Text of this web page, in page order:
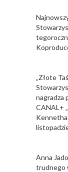
„Złote
nagradza
CANAL+
Kennetha
Anna
trudnego